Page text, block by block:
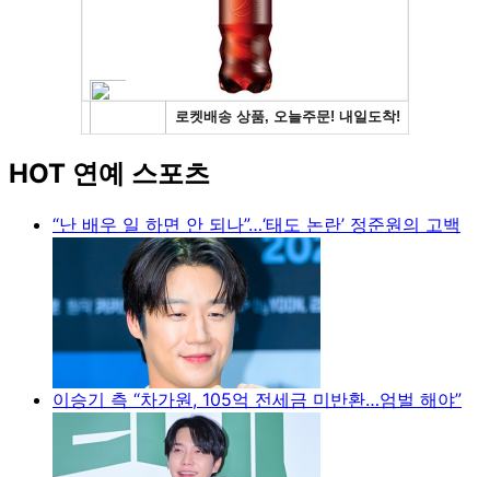
HOT 연예 스포츠
“난 배우 일 하면 안 되나”…‘태도 논란’ 정준원의 고백
이승기 측 “차가원, 105억 전세금 미반환…엄벌 해야”